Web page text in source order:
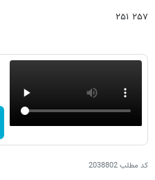
۲۵۷ ۲۵۱
کد مطلب2038802